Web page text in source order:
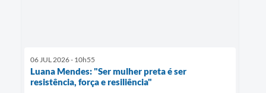
06 JUL 2026 - 10h55
Luana Mendes: "Ser mulher preta é ser
resistência, força e resiliência"